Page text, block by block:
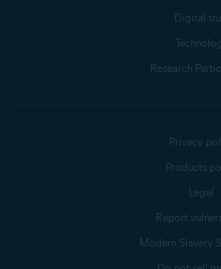
Digital
Research
Privacy
Products
Legal
Report
Modern Slavery